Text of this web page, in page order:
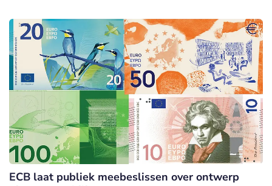
ECB laat publiek meebeslissen over ontwerp